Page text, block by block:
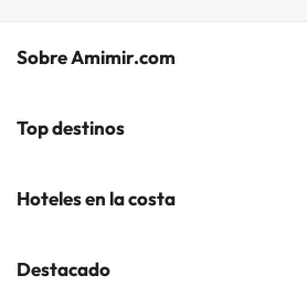
Sobre Amimir.com
¿Quiénes somos?
Gestionar mi reserva
Top destinos
Hoteles en Salou
Hoteles en Andorra la Vella
Hoteles en la costa
Hoteles en la Costa Azahar
Destacado